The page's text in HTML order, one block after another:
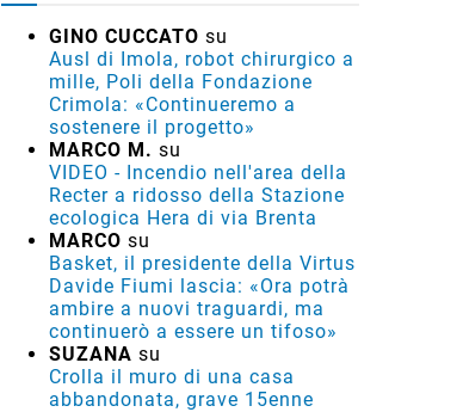
GINO CUCCATO su
Ausl di Imola, robot chirurgico a
mille, Poli della Fondazione
Crimola: «Continueremo a
sostenere il progetto»
MARCO M. su
VIDEO - Incendio nell'area della
Recter a ridosso della Stazione
ecologica Hera di via Brenta
MARCO su
Basket, il presidente della Virtus
Davide Fiumi lascia: «Ora potrà
ambire a nuovi traguardi, ma
continuerò a essere un tifoso»
SUZANA su
Crolla il muro di una casa
abbandonata, grave 15enne